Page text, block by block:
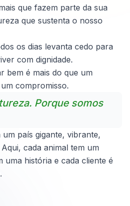
que fazem parte da sua
que sustenta o nosso
os dias levanta cedo para
com dignidade.
bem é mais do que um
compromisso.
Porque somos
país gigante, vibrante,
cada animal tem um
uma história e cada cliente é